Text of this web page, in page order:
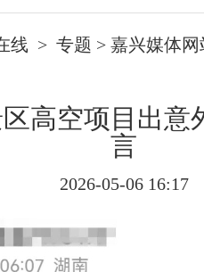
线 > 专题 > 嘉兴媒体
高空项目出意
言
2026-05-06 16:17